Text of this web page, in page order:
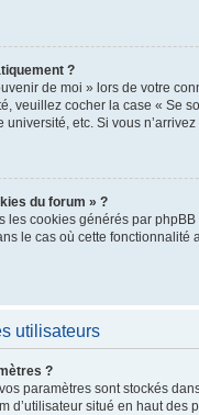
?
de moi » lors de votre
veuillez cocher la case « Se
etc. Si vous
du forum » ?
les cookies générés par
le cas où cette
utilisateurs
?
paramètres sont stockés
d’utilisateur situé en haut des